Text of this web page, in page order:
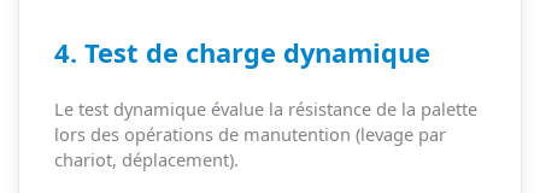
4. Test de charge dynamique
Le test dynamique évalue la résistance de la palette
lors des opérations de manutention (levage par
chariot, déplacement).